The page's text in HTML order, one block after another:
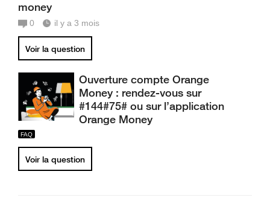
money
0 il y a 3 mois
Voir la question
Ouverture compte Orange
Money : rendez-vous sur
#144#75# ou sur l’application
Orange Money
Voir la question